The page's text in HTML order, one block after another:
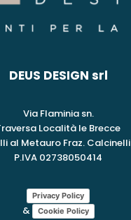
DEUS DESIGN srl
Via Flaminia sn.
Località le Brecce
al Metauro Fraz. Calcinelli
P.IVA 02738050414
Privacy Policy
& Cookie Policy